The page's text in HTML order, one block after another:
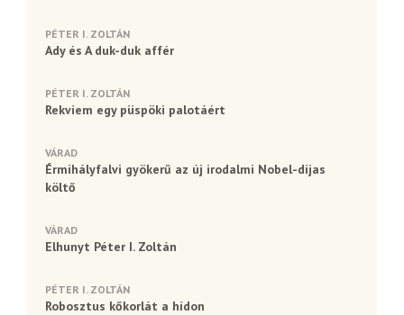
PÉTER I. ZOLTÁN
Ady és A duk-duk affér
PÉTER I. ZOLTÁN
Rekviem egy püspöki palotáért
VÁRAD
Érmihályfalvi gyökerű az új irodalmi Nobel-díjas
költő
VÁRAD
Elhunyt Péter I. Zoltán
PÉTER I. ZOLTÁN
Robosztus kőkorlát a hídon